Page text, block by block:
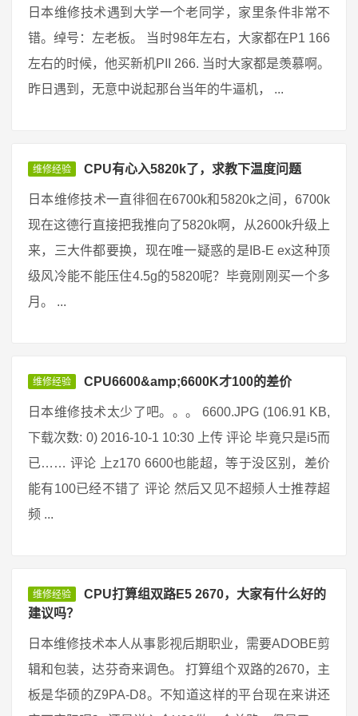
日本维修技术遇到大学一个老同学，家里条件非常不
错。绰号：左老板。 当时98年左右，大家都在P1 166
左右的时候，他买新机PII 266. 当时大家都是羡慕啊。
昨日遇到，无意中说起那台当年的牛逼机， ...
维修经验 CPU有心入5820k了，求教下温度问题
日本维修技术一直徘徊在6700k和5820k之间，6700k
现在这德行直接把我推向了5820k啊，从2600k升级上
来，三大件都要换，现在唯一疑惑的是IB-E ex这种顶
级风冷能不能压住4.5g的5820呢？毕竟刚刚买一个多
月。 ...
维修经验 CPU6600&amp;6600K才100的差价
日本维修技术太少了吧。。。 6600.JPG (106.91 KB,
下载次数: 0) 2016-10-1 10:30 上传 评论 毕竟只是i5而
已…… 评论 上z170 6600也能超，等于没区别，差价
能有100已经不错了 评论 然后又见不超频人士推荐超
频 ...
维修经验
CPU打算组双路E5 2670，大家有什么好的
建议吗？
日本维修技术本人从事影视后期职业，需要ADOBE剪
辑和包装，达芬奇来调色。 打算组个双路的2670，主
板是华硕的Z9PA-D8。不知道这样的平台现在来讲还